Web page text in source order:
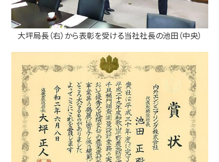
大坪局長（右）から表彰を受ける当社社長の池田（中央）